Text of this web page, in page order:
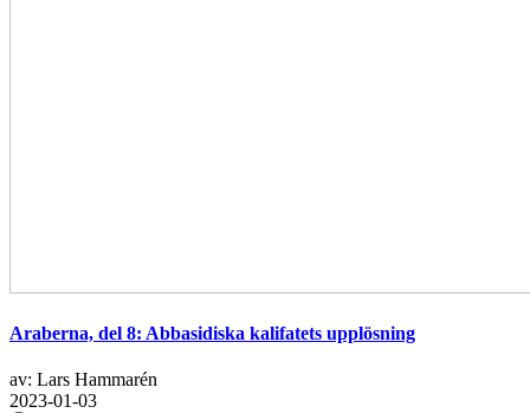
Araberna, del 8: Abbasidiska kalifatets upplösning
av: Lars Hammarén
2023-01-03